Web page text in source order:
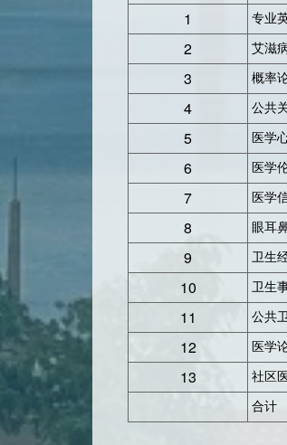
1
专业
2 艾滋
3 概率
4 公共
5 医学
6 医学
7 医学
8 眼耳
9 卫生
10 卫生
11 公共
12 医学
13 社区
合计